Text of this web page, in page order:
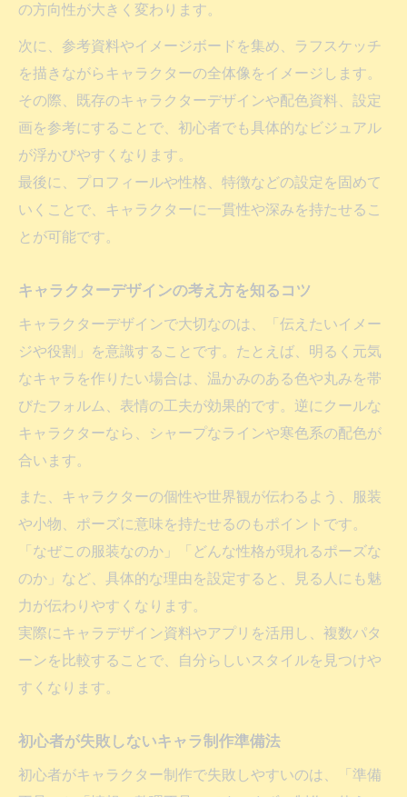
キャラデザインアプリの活用で時短実現
キャラクターデザイン初心者向け時短術
時間をかけずにキャラクター制作を進める
コツ
思いつかない時に役立つアイデア出し法
キャラクター制作で悩んだ時の発想法
発想が止まった時に役立つ制作テクニック
資料や設定画から着想するキャラ制作法
キャラデザイン資料や設定画の集め方ガイド
キャラクター制作資料の集め方と活用法
キャラクターデザイン設定画の参考ポイン
ト
ゆるキャラデザイン資料の活かし方
キャラクター制作の資料整理術を解説
アプリやメーカーで手軽にキャラクター制作
キャラクター制作を効率化するメーカー活
用法
初心者向けキャラ制作アプリの選び方
顔パーツを組み合わせるキャラデザの魅力
の方向性が大きく変わります。
次に、参考資料やイメージボードを集め、ラフスケッチ
を描きながらキャラクターの全体像をイメージします。
その際、既存のキャラクターデザインや配色資料、設定
画を参考にすることで、初心者でも具体的なビジュアル
が浮かびやすくなります。
最後に、プロフィールや性格、特徴などの設定を固めて
いくことで、キャラクターに一貫性や深みを持たせるこ
とが可能です。
キャラクターデザインの考え方を知るコツ
キャラクターデザインで大切なのは、「伝えたいイメー
ジや役割」を意識することです。たとえば、明るく元気
なキャラを作りたい場合は、温かみのある色や丸みを帯
びたフォルム、表情の工夫が効果的です。逆にクールな
キャラクターなら、シャープなラインや寒色系の配色が
合います。
また、キャラクターの個性や世界観が伝わるよう、服装
や小物、ポーズに意味を持たせるのもポイントです。
「なぜこの服装なのか」「どんな性格が現れるポーズな
のか」など、具体的な理由を設定すると、見る人にも魅
力が伝わりやすくなります。
実際にキャラデザイン資料やアプリを活用し、複数パタ
ーンを比較することで、自分らしいスタイルを見つけや
すくなります。
初心者が失敗しないキャラ制作準備法
初心者がキャラクター制作で失敗しやすいのは、「準備